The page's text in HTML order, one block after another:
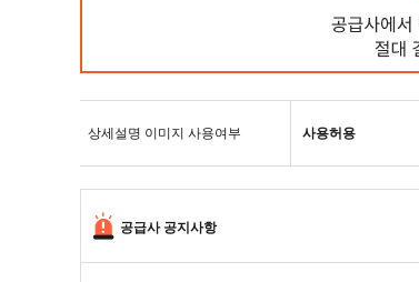
상세설명 이미지 사용여부 사용허용
공급사 공지사항